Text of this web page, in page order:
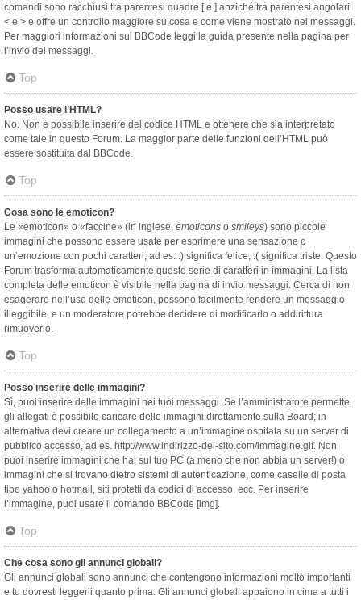
comandi sono racchiusi tra parentesi quadre [ e ] anziché tra parentesi angolari
< e > e offre un controllo maggiore su cosa e come viene mostrato nei messaggi.
Per maggiori informazioni sul BBCode leggi la guida presente nella pagina per
l’invio dei messaggi.
Top
Posso usare l’HTML?
No. Non è possibile inserire del codice HTML e ottenere che sia interpretato
come tale in questo Forum. La maggior parte delle funzioni dell’HTML può
essere sostituita dal BBCode.
Top
Cosa sono le emoticon?
Le «emoticon» o «faccine» (in inglese, emoticons o smileys) sono piccole
immagini che possono essere usate per esprimere una sensazione o
un’emozione con pochi caratteri; ad es. :) significa felice, :( significa triste. Questo
Forum trasforma automaticamente queste serie di caratteri in immagini. La lista
completa delle emoticon è visibile nella pagina di invio messaggi. Cerca di non
esagerare nell’uso delle emoticon, possono facilmente rendere un messaggio
illeggibile, e un moderatore potrebbe decidere di modificarlo o addirittura
rimuoverlo.
Top
Posso inserire delle immagini?
Sì, puoi inserire delle immagini nei tuoi messaggi. Se l’amministratore permette
gli allegati è possibile caricare delle immagini direttamente sulla Board; in
alternativa devi creare un collegamento a un’immagine ospitata su un server di
pubblico accesso, ad es. http://www.indirizzo-del-sito.com/immagine.gif. Non
puoi inserire immagini che hai sul tuo PC (a meno che non abbia un server!) o
immagini che si trovano dietro sistemi di autenticazione, come caselle di posta
tipo yahoo o hotmail, siti protetti da codici di accesso, ecc. Per inserire
l’immagine, puoi usare il comando BBCode [img].
Top
Che cosa sono gli annunci globali?
Gli annunci globali sono annunci che contengono informazioni molto importanti
e tu dovresti leggerli quanto prima. Gli annunci globali appaiono in cima a tutti i